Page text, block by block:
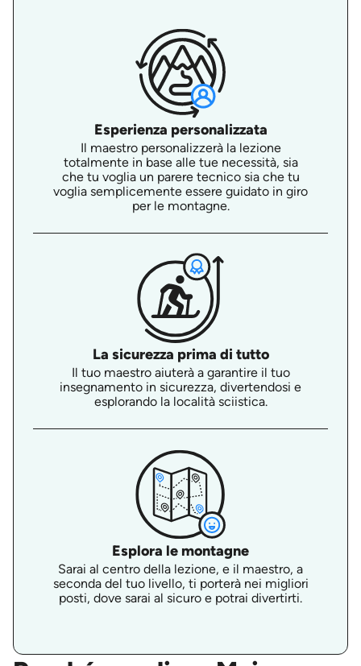
Esperienza personalizzata
Il maestro personalizzerà la lezione
totalmente in base alle tue necessità, sia
che tu voglia un parere tecnico sia che tu
voglia semplicemente essere guidato in giro
per le montagne.
La sicurezza prima di tutto
Il tuo maestro aiuterà a garantire il tuo
insegnamento in sicurezza, divertendosi e
esplorando la località sciistica.
Esplora le montagne
Sarai al centro della lezione, e il maestro, a
seconda del tuo livello, ti porterà nei migliori
posti, dove sarai al sicuro e potrai divertirti.